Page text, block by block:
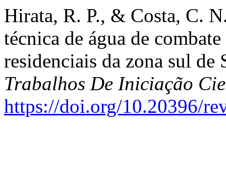
Hirata, R. P., & Costa, C.
técnica de água de
residenciais da zona sul de
Trabalhos De Iniciação
https://doi.org/10.20396/